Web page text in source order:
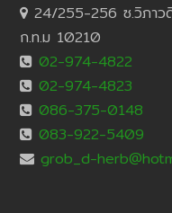
24/255-256 ซ.วิภาว
ก.ท.ม 10210
02-974-4822
02-974-4823
086-375-0148
083-922-5409
grob_d-